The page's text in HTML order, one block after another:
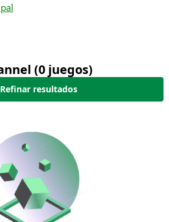
(0 juegos)no
muestran
juegos:
Refinar resultados